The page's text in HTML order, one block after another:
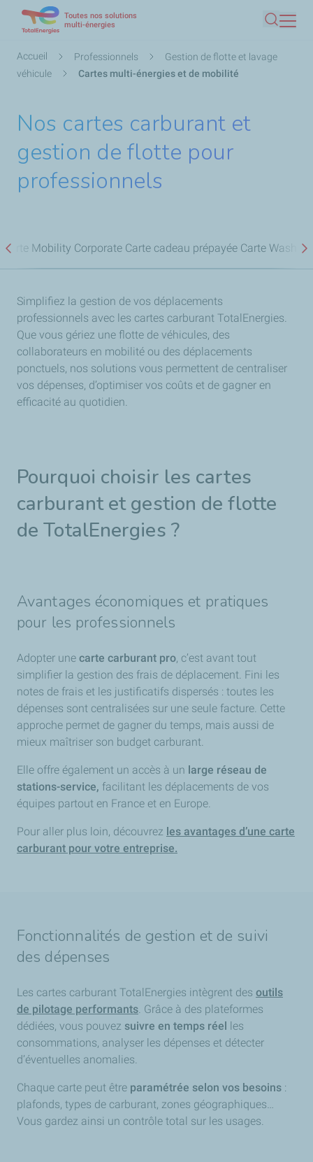
contenu
principal
Toutes nos solutions
multi-énergies
Fil
d'Ariane
Accueil Professionnels
Gestion de flotte et lavage
véhicule
Cartes multi-énergies et de mobilité
Nos cartes carburant et
gestion de flotte pour
professionnels
Carte Mobility Corporate Carte cadeau prépayée Carte Wash
Simplifiez la gestion de vos déplacements
professionnels avec les cartes carburant TotalEnergies.
Que vous gériez une flotte de véhicules, des
collaborateurs en mobilité ou des déplacements
ponctuels, nos solutions vous permettent de centraliser
vos dépenses, d’optimiser vos coûts et de gagner en
efficacité au quotidien.
Pourquoi choisir les cartes
carburant et gestion de flotte
de TotalEnergies ?
Avantages économiques et pratiques
pour les professionnels
Adopter une carte carburant pro, c’est avant tout
simplifier la gestion des frais de déplacement. Fini les
notes de frais et les justificatifs dispersés : toutes les
dépenses sont centralisées sur une seule facture. Cette
approche permet de gagner du temps, mais aussi de
mieux maîtriser son budget carburant.
Elle offre également un accès à un large réseau de
stations-service, facilitant les déplacements de vos
équipes partout en France et en Europe.
Pour aller plus loin, découvrez les avantages d’une carte
carburant pour votre entreprise.
Fonctionnalités de gestion et de suivi
des dépenses
Les cartes carburant TotalEnergies intègrent des outils
de pilotage performants. Grâce à des plateformes
dédiées, vous pouvez suivre en temps réel les
consommations, analyser les dépenses et détecter
d’éventuelles anomalies.
Chaque carte peut être paramétrée selon vos besoins :
plafonds, types de carburant, zones géographiques…
Vous gardez ainsi un contrôle total sur les usages.